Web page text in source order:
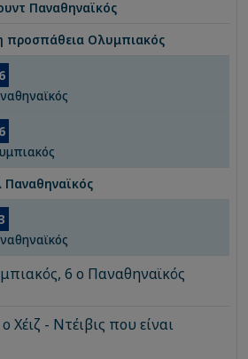
Παναθηναϊκός
προσπάθεια Ολυμπιακός
Παναθηναϊκός
6 ο Παναθηναϊκός
Χέιζ - Ντέιβις που είναι